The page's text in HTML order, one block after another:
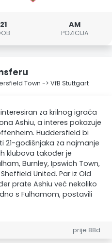
21 AM
POZICIJA
Town -> VfB Stuttgart
za krilnog igrača
Ashiu, a interes pokazuje
Huddersfield bi
godišnjaka za najmanje
klubova također je
Burnley, Ipswich Town,
United. Par iz Old
prate Ashiu već nekoliko
s Fulhamom, postavili
prije 88d